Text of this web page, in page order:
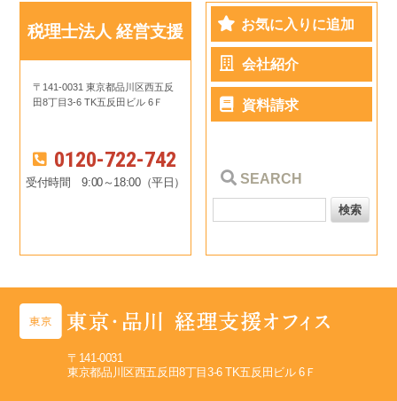
税理士法人 経営支援
〒141-0031 東京都品川区西五反
田8丁目3-6 TK五反田ビル 6Ｆ
0120-722-742
受付時間 9:00～18:00（平日）
お気に入りに追加
会社紹介
資料請求
SEARCH
〒141-0031
東京都品川区西五反田8丁目3-6 TK五反田ビル 6Ｆ